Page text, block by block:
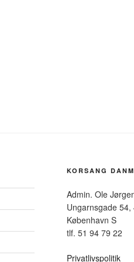
KORSANG
Admin. Ole
Ungarnsgade 54,
København S
tlf. 51 94 79 22
Privatlivspolitik